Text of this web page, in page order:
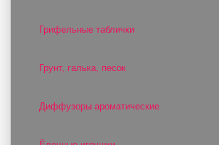
Грифельные таблички
Грунт, галька, песок
Диффузоры ароматические